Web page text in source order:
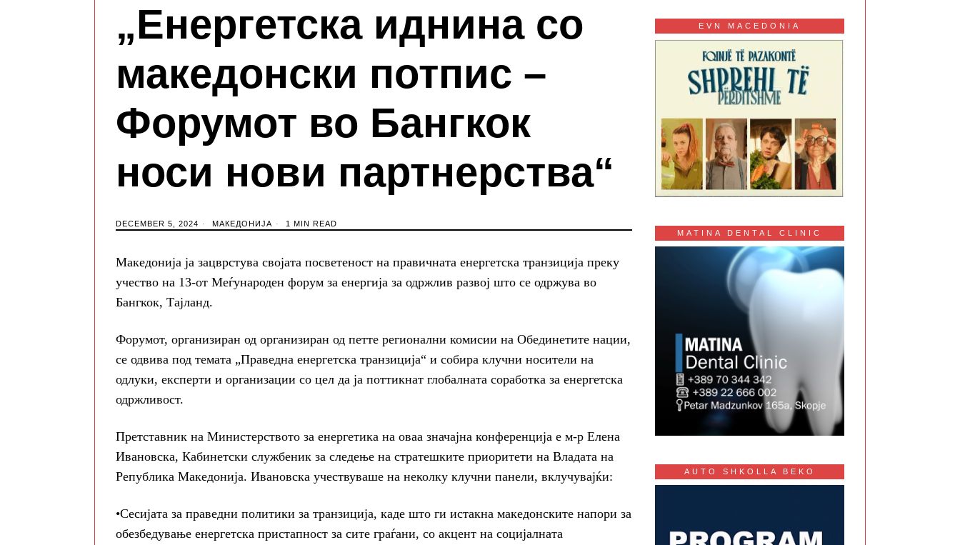
„Енергетска иднина со
македонски потпис –
Форумот во Бангкок
носи нови партнерства“
DECEMBER 5, 2024 МАКЕДОНИЈА 1 MIN READ
Македонија ја зацврстува својата посветеност на правичната енергетска транзиција преку
учество на 13-от Меѓународен форум за енергија за одржлив развој што се одржува во
Бангкок, Тајланд.
Форумот, организиран од организиран од петте регионални комисии на Обединетите нации,
се одвива под темата „Праведна енергетска транзиција“ и собира клучни носители на
одлуки, експерти и организации со цел да ја поттикнат глобалната соработка за енергетска
одржливост.
Претставник на Министерството за енергетика на оваа значајна конференција е м-р Елена
Ивановска, Кабинетски службеник за следење на стратешките приоритети на Владата на
Република Македонија. Ивановска учествуваше на неколку клучни панели, вклучувајќи:
•Сесијата за праведни политики за транзиција, каде што ги истакна македонските напори за
обезбедување енергетска пристапност за сите граѓани, со акцент на социјалната
EVN MACEDONIA
MATINA DENTAL CLINIC
AUTO SHKOLLA BEKO